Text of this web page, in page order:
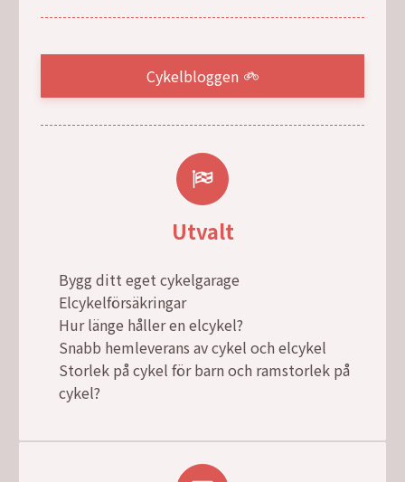
Cykelbloggen
Utvalt
Bygg ditt eget cykelgarage
Elcykelförsäkringar
Hur länge håller en elcykel?
Snabb hemleverans av cykel och elcykel
Storlek på cykel för barn och ramstorlek på
cykel?